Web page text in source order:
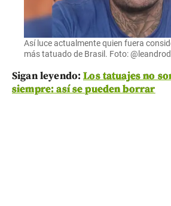
Así luce actualmente quien fuera
más tatuado de Brasil. Foto:
Sigan leyendo:Los tatuajes no
siempre: así se pueden borrar